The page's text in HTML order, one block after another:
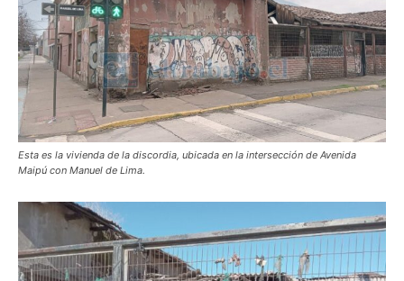
Esta es la vivienda de la discordia, ubicada en la intersección de Avenida
Maipú con Manuel de Lima.